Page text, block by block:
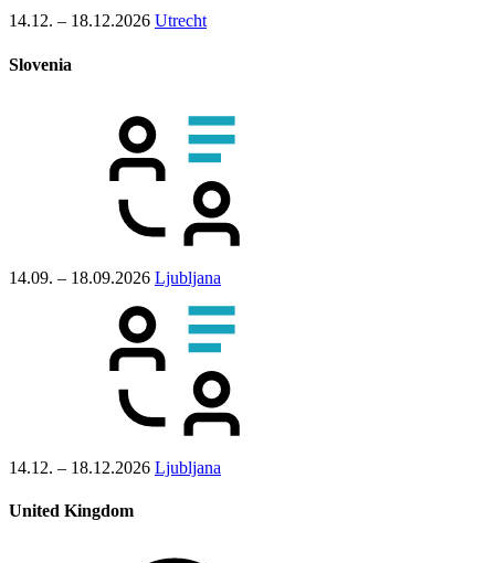
14.12. – 18.12.2026 Utrecht
Slovenia
14.09. – 18.09.2026 Ljubljana
14.12. – 18.12.2026 Ljubljana
United Kingdom